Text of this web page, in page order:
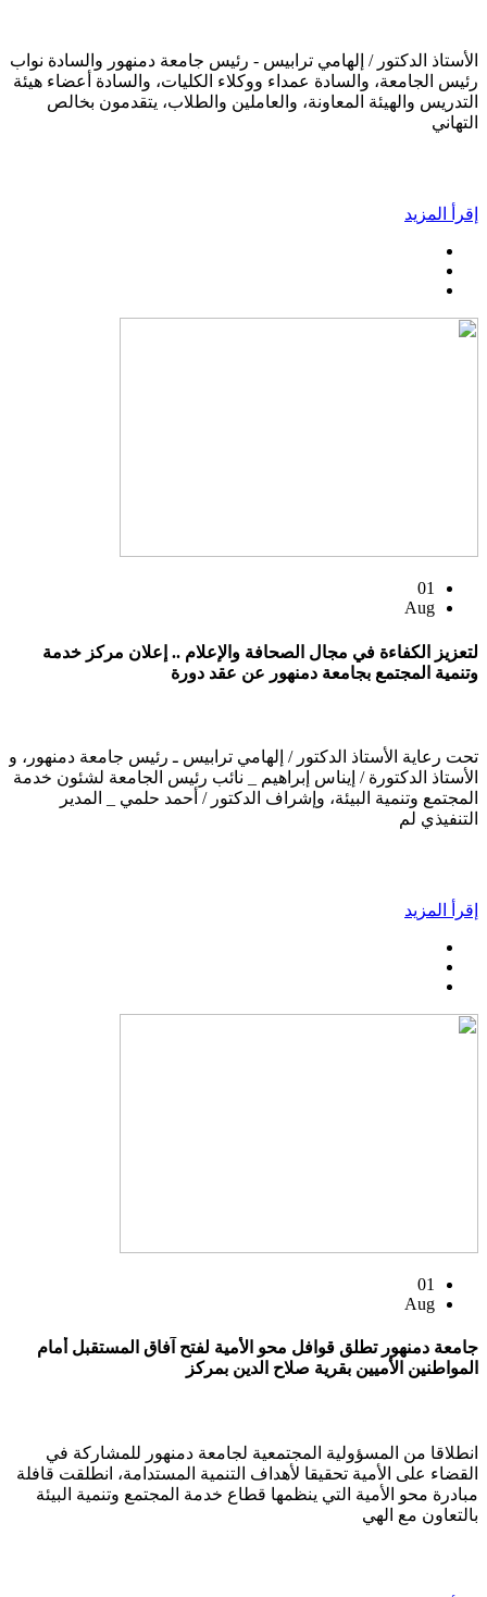
الأستاذ الدكتور / إلهامي ترابيس - رئيس جامعة دمنهور والسادة نواب
رئيس الجامعة، والسادة عمداء ووكلاء الكليات، والسادة أعضاء هيئة
التدريس والهيئة المعاونة، والعاملين والطلاب، يتقدمون بخالص
التهاني
إقرأ المزيد
01
Aug
لتعزيز الكفاءة في مجال الصحافة والإعلام .. إعلان مركز خدمة
وتنمية المجتمع بجامعة دمنهور عن عقد دورة
تحت رعاية الأستاذ الدكتور / إلهامي ترابيس ـ رئيس جامعة دمنهور، و
الأستاذ الدكتورة / إيناس إبراهيم _ نائب رئيس الجامعة لشئون خدمة
المجتمع وتنمية البيئة، وإشراف الدكتور / أحمد حلمي _ المدير
التنفيذي لم
إقرأ المزيد
01
Aug
جامعة دمنهور تطلق قوافل محو الأمية لفتح آفاق المستقبل أمام
المواطنين الأميين بقرية صلاح الدين بمركز
انطلاقا من المسؤولية المجتمعية لجامعة دمنهور للمشاركة في
القضاء على الأمية تحقيقا لأهداف التنمية المستدامة، انطلقت قافلة
مبادرة محو الأمية التي ينظمها قطاع خدمة المجتمع وتنمية البيئة
بالتعاون مع الهي